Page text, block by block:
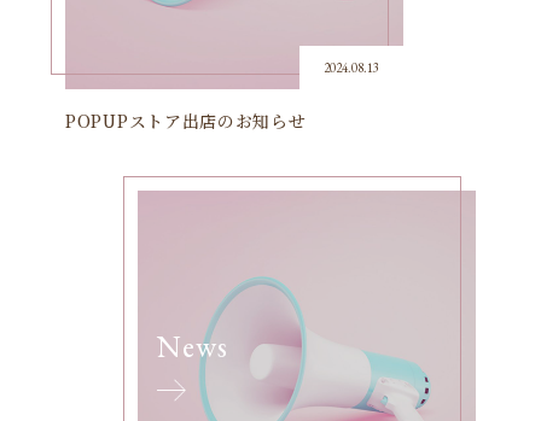
2024.08.13
POPUPストア出店のお知らせ
News